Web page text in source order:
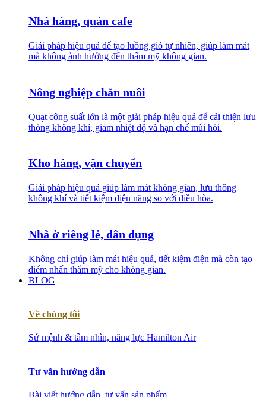
Nhà hàng, quán cafe
Giải pháp hiệu quả để tạo luồng gió tự nhiên, giúp làm mát
mà không ảnh hưởng đến thẩm mỹ không gian.
Nông nghiệp chăn nuôi
Quạt công suất lớn là một giải pháp hiệu quả để cải thiện lưu
thông không khí, giảm nhiệt độ và hạn chế mùi hôi.
Kho hàng, vận chuyển
Giải pháp hiệu quả giúp làm mát không gian, lưu thông
không khí và tiết kiệm điện năng so với điều hòa.
Nhà ở riêng lẻ, dân dụng
Không chỉ giúp làm mát hiệu quả, tiết kiệm điện mà còn tạo
điểm nhấn thẩm mỹ cho không gian.
BLOG
Về chúng tôi
Sứ mệnh & tầm nhìn, năng lực Hamilton Air
Tư vấn hướng dẫn
Bài viết hướng dẫn, tư vấn sản phẩm